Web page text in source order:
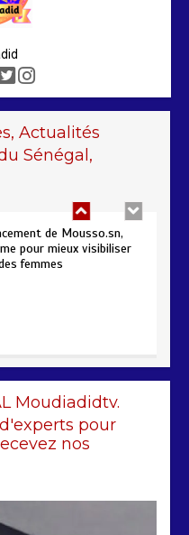
Actualités
Sénégal,
: les discussions se
du rapport ROSC
de Mousso.sn,
pour mieux visibiliser
femmes
de haschich estimés à
229
Moudiadidtv.
pour
nos